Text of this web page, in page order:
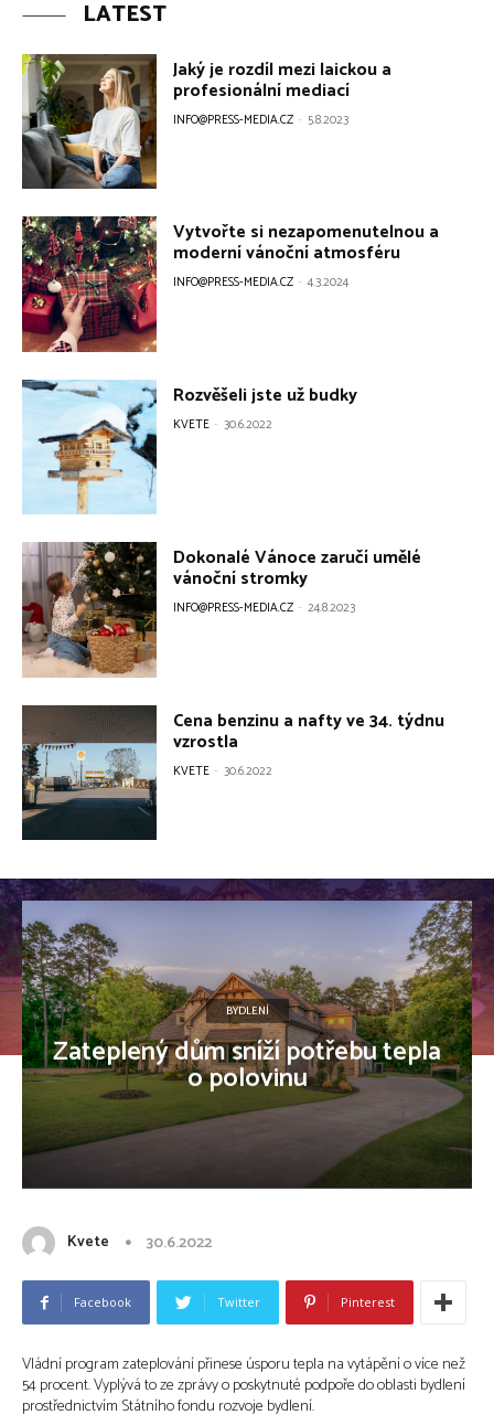
LATEST
Jaký je rozdíl mezi laickou a
profesionální mediací
INFO@PRESS-MEDIA.CZ - 5.8.2023
Vytvořte si nezapomenutelnou a
moderní vánoční atmosféru
INFO@PRESS-MEDIA.CZ - 4.3.2024
Rozvěšeli jste už budky
KVETE - 30.6.2022
Dokonalé Vánoce zaručí umělé
vánoční stromky
INFO@PRESS-MEDIA.CZ - 24.8.2023
Cena benzinu a nafty ve 34. týdnu
vzrostla
KVETE - 30.6.2022